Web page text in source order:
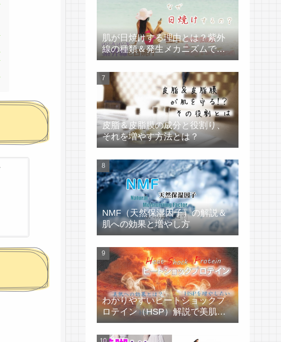
肌が日焼けする理由とは？紫外
線の種類＆発生メカニズムで学
ぶ
皮脂＆皮脂膜の成分と役割り、
それを増やす方法とは？
NMF（天然保湿因子）の解説＆
肌への効果と増やし方
わかりやすいヒートショックプ
ロテイン（HSP）解説で美肌づ
くり！